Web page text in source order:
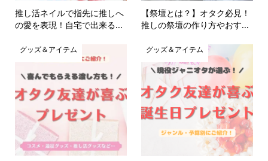
推し活ネイルで指先に推しへ
の愛を表現！自宅で出来る...
【祭壇とは？】オタク必見！
推しの祭壇の作り方やおす...
グッズ＆アイテム グッズ＆アイテム